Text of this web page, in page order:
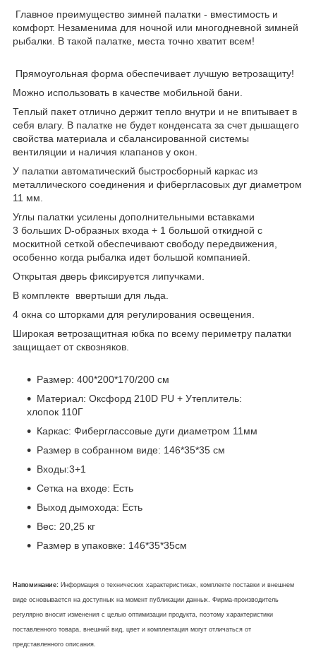
Главное преимущество зимней палатки - вместимость и
комфорт. Незаменима для ночной или многодневной зимней
рыбалки. В такой палатке, места точно хватит всем!
Прямоугольная форма обеспечивает лучшую ветрозащиту!
Можно использовать в качестве мобильной бани.
Теплый пакет отлично держит тепло внутри и не впитывает в
себя влагу. В палатке не будет конденсата за счет дышащего
свойства материала и сбалансированной системы
вентиляции и наличия клапанов у окон.
У палатки автоматический быстросборный каркас из
металлического соединения и фибергласовых дуг диаметром
11 мм.
Углы палатки усилены дополнительными вставками
3 больших D-образных входа + 1 большой откидной с
москитной сеткой обеспечивают свободу передвижения,
особенно когда рыбалка идет большой компанией.
Открытая дверь фиксируется липучками.
В комплекте ввертыши для льда.
4 окна со шторками для регулирования освещения.
Широкая ветрозащитная юбка по всему периметру палатки
защищает от сквозняков.
Размер: 400*200*170/200 см
Материал: Оксфорд 210D PU + Утеплитель:
хлопок 110Г
Каркас: Фиберглассовые дуги диаметром 11мм
Размер в собранном виде: 146*35*35 см
Входы:3+1
Сетка на входе: Есть
Выход дымохода: Есть
Вес: 20,25 кг
Размер в упаковке: 146*35*35см
Напоминание: Информация о технических характеристиках, комплекте поставки и внешнем
виде основывается на доступных на момент публикации данных. Фирма-производитель
регулярно вносит изменения с целью оптимизации продукта, поэтому характеристики
поставленного товара, внешний вид, цвет и комплектация могут отличаться от
представленного описания.